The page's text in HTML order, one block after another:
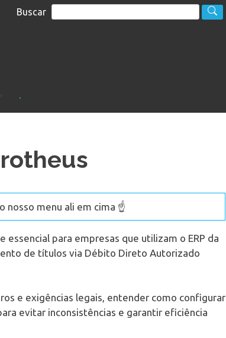
Buscar
.
nosso menu ali em cima ☝️
essencial para empresas que utilizam o ERP da
de títulos via Débito Direto Autorizado
e exigências legais, entender como configurar
evitar inconsistências e garantir eficiência